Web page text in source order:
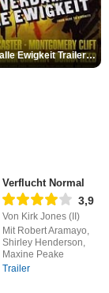
Verdammt in alle Ewigkeit Trailer OV
Verflucht Normal
3,9
Von Kirk Jones (II)
Mit Robert Aramayo,
Shirley Henderson,
Maxine Peake
Trailer